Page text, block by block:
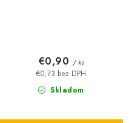
Skladom
€0,73 bez DPH
€0,90 / ks